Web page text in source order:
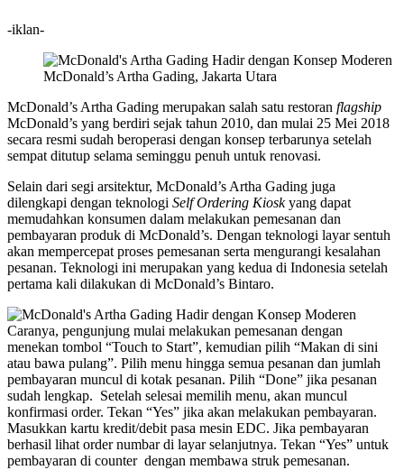
-iklan-
McDonald’s Artha Gading, Jakarta Utara
McDonald’s Artha Gading merupakan salah satu restoran flagship
McDonald’s yang berdiri sejak tahun 2010, dan mulai 25 Mei 2018
secara resmi sudah beroperasi dengan konsep terbarunya setelah
sempat ditutup selama seminggu penuh untuk renovasi.
Selain dari segi arsitektur, McDonald’s Artha Gading juga
dilengkapi dengan teknologi Self Ordering Kioskyang dapat
memudahkan konsumen dalam melakukan pemesanan dan
pembayaran produk di McDonald’s. Dengan teknologi layar sentuh
akan mempercepat proses pemesanan serta mengurangi kesalahan
pesanan. Teknologi ini merupakan yang kedua di Indonesia setelah
pertama kali dilakukan di McDonald’s Bintaro.
Caranya, pengunjung mulai melakukan pemesanan dengan
menekan tombol “Touch to Start”, kemudian pilih “Makan di sini
atau bawa pulang”. Pilih menu hingga semua pesanan dan jumlah
pembayaran muncul di kotak pesanan. Pilih “Done” jika pesanan
sudah lengkap. Setelah selesai memilih menu, akan muncul
konfirmasi order. Tekan “Yes” jika akan melakukan pembayaran.
Masukkan kartu kredit/debit pasa mesin EDC. Jika pembayaran
berhasil lihat order numbar di layar selanjutnya. Tekan “Yes” untuk
pembayaran di counter dengan membawa struk pemesanan.